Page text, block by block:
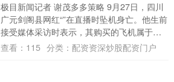
极目新闻记者 谢茂多多策略 9月27日，四川
广元剑阁县网红“”在直播时坠机身亡。他生前
接受媒体采访时表示，其购买的飞机属于超
轻型单人单座共轴双桨飞机，净重仅11....
查看： 115 分类： 配资资深炒股配资门户